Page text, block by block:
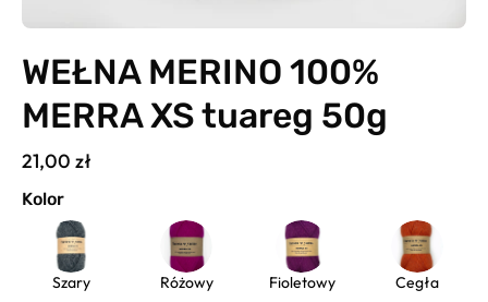
WEŁNA MERINO 100%
MERRA XS tuareg 50g
21,00 zł
Kolor
Szary Różowy Fioletowy Cegła